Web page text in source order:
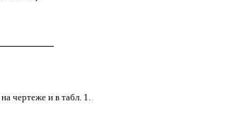
чертеже и в табл. 1.